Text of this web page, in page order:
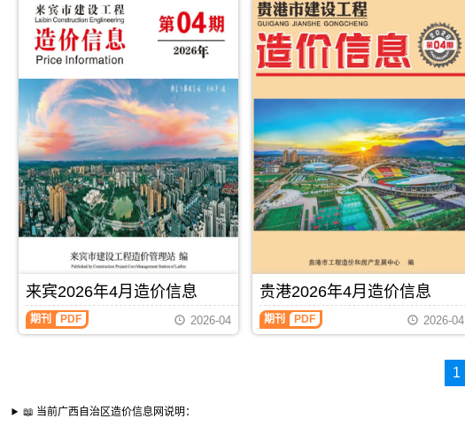
📖 当前广西自治区造价信息网说明：
来宾2026年4月造价信息
期刊 PDF 2026-04
贵港2026年4月造价信息
期刊 PDF 2026-04
1